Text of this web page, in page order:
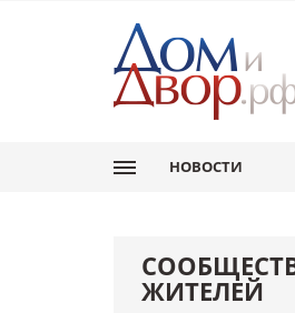
НОВОСТИ
ЖИТЕЛЕЙ